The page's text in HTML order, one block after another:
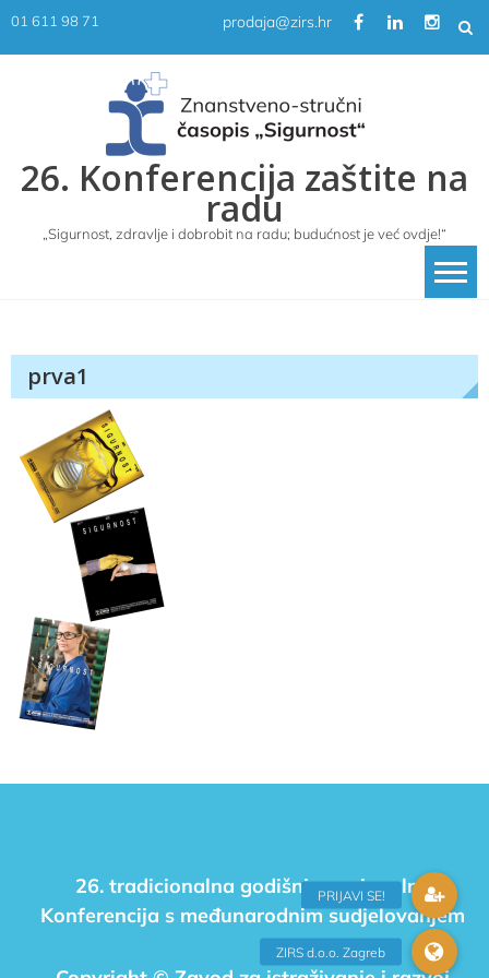
Skip01 611 98 71 prodaja@zirs.hr
26. Konferencija zaštite na
radu
„Sigurnost, zdravlje i dobrobit na radu; budućnost je već ovdje!“
prva1
26. tradicionalna godišnja nacionalna
Konferencija s međunarodnim sudjelovanjem